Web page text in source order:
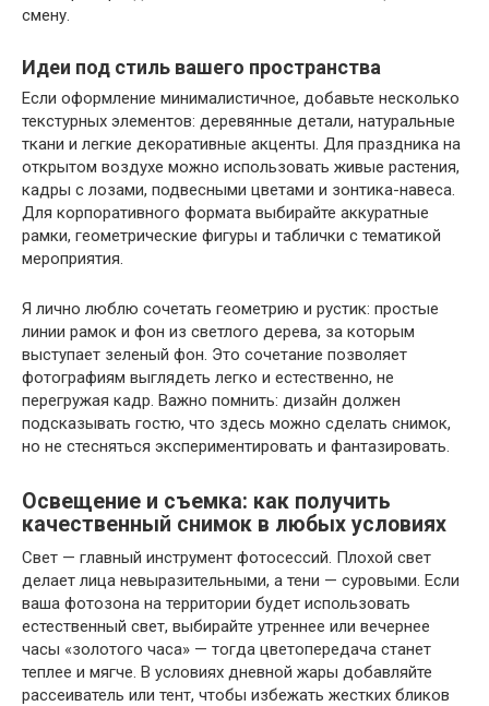
смену.
Идеи под стиль вашего пространства
Если оформление минималистичное, добавьте несколько
текстурных элементов: деревянные детали, натуральные
ткани и легкие декоративные акценты. Для праздника на
открытом воздухе можно использовать живые растения,
кадры с лозами, подвесными цветами и зонтика-навеса.
Для корпоративного формата выбирайте аккуратные
рамки, геометрические фигуры и таблички с тематикой
мероприятия.
Я лично люблю сочетать геометрию и рустик: простые
линии рамок и фон из светлого дерева, за которым
выступает зеленый фон. Это сочетание позволяет
фотографиям выглядеть легко и естественно, не
перегружая кадр. Важно помнить: дизайн должен
подсказывать гостю, что здесь можно сделать снимок,
но не стесняться экспериментировать и фантазировать.
Освещение и съемка: как получить
качественный снимок в любых условиях
Свет — главный инструмент фотосессий. Плохой свет
делает лица невыразительными, а тени — суровыми. Если
ваша фотозона на территории будет использовать
естественный свет, выбирайте утреннее или вечернее
часы «золотого часа» — тогда цветопередача станет
теплее и мягче. В условиях дневной жары добавляйте
рассеиватель или тент, чтобы избежать жестких бликов